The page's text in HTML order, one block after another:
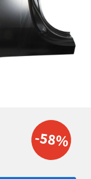
-58%